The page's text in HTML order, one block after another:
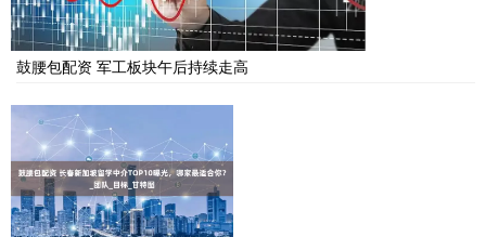
鼓腰包配资 军工板块午后持续走高